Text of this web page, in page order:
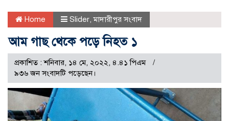
Home Slider,মাদারীপুর সংবাদ
আম গাছ থেকে পড়ে নিহত ১
প্রকাশিত : শনিবার, ১৪ মে, ২০২২, ৪.৪১ পিএম
৯৩৬ জন সংবাদটি পড়েছেন।